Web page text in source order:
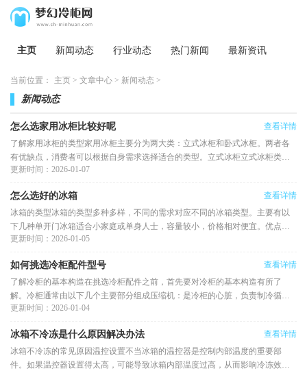
主页 新闻动态 行业动态 热门新闻 最新资讯
当前位置： 主页 > 文章中心 > 新闻动态 >
新闻动态
怎么选家用冰柜比较好呢
查看详情
了解家用冰柜的类型家用冰柜主要分为两大类：立式冰柜和卧式冰柜。两者各
有优缺点，消费者可以根据自身需求选择适合的类型。立式冰柜立式冰柜类似
于普通的冰箱，采用直立设计
更新时间：2026-01-07
怎么选好的冰箱
查看详情
冰箱的类型冰箱的类型多种多样，不同的需求对应不同的冰箱类型。主要有以
下几种单开门冰箱适合小家庭或单身人士，容量较小，价格相对便宜。优点：
占地面积小，易于搬动。缺点
更新时间：2026-01-05
如何挑选冷柜配件型号
查看详情
了解冷柜的基本构造在挑选冷柜配件之前，首先要对冷柜的基本构造有所了
解。冷柜通常由以下几个主要部分组成压缩机：是冷柜的心脏，负责制冷循
环。冷凝器：将气态制冷剂转变为
更新时间：2026-01-04
冰箱不冷冻是什么原因解决办法
查看详情
冰箱不冷冻的常见原因温控设置不当冰箱的温控器是控制内部温度的重要部
件。如果温控器设置得太高，可能导致冰箱内部温度过高，从而影响冷冻效